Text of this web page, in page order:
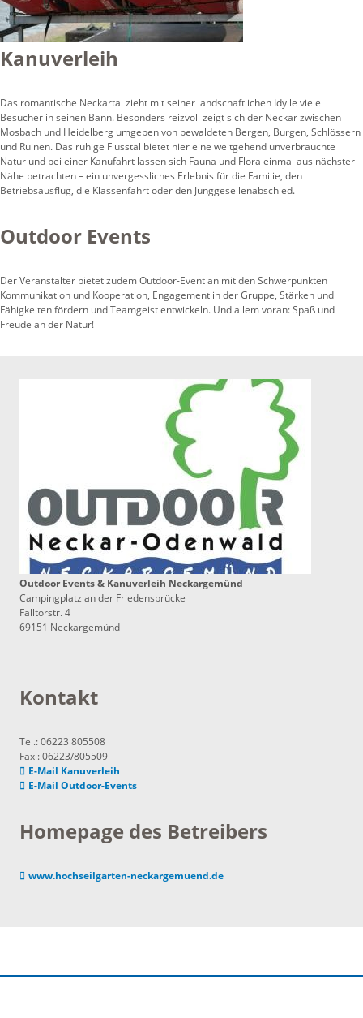
Kanuverleih
Das romantische Neckartal zieht mit seiner landschaftlichen Idylle viele
Besucher in seinen Bann. Besonders reizvoll zeigt sich der Neckar zwischen
Mosbach und Heidelberg umgeben von bewaldeten Bergen, Burgen, Schlössern
und Ruinen. Das ruhige Flusstal bietet hier eine weitgehend unverbrauchte
Natur und bei einer Kanufahrt lassen sich Fauna und Flora einmal aus nächster
Nähe betrachten – ein unvergessliches Erlebnis für die Familie, den
Betriebsausflug, die Klassenfahrt oder den Junggesellenabschied.
Outdoor Events
Der Veranstalter bietet zudem Outdoor-Event an mit den Schwerpunkten
Kommunikation und Kooperation, Engagement in der Gruppe, Stärken und
Fähigkeiten fördern und Teamgeist entwickeln. Und allem voran: Spaß und
Freude an der Natur!
Outdoor Events & Kanuverleih Neckargemünd
Campingplatz an der Friedensbrücke
Falltorstr. 4
69151 Neckargemünd
Kontakt
Tel.: 06223 805508
Fax : 06223/805509
E-Mail Kanuverleih
E-Mail Outdoor-Events
Homepage des Betreibers
www.hochseilgarten-neckargemuend.de